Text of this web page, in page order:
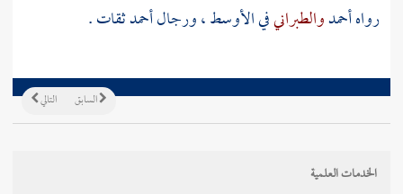
رواهأحمدوالطبرانيفي الأوسط ، ورجالأحمدثقات .
التالي السابق
الخدمات العلمية